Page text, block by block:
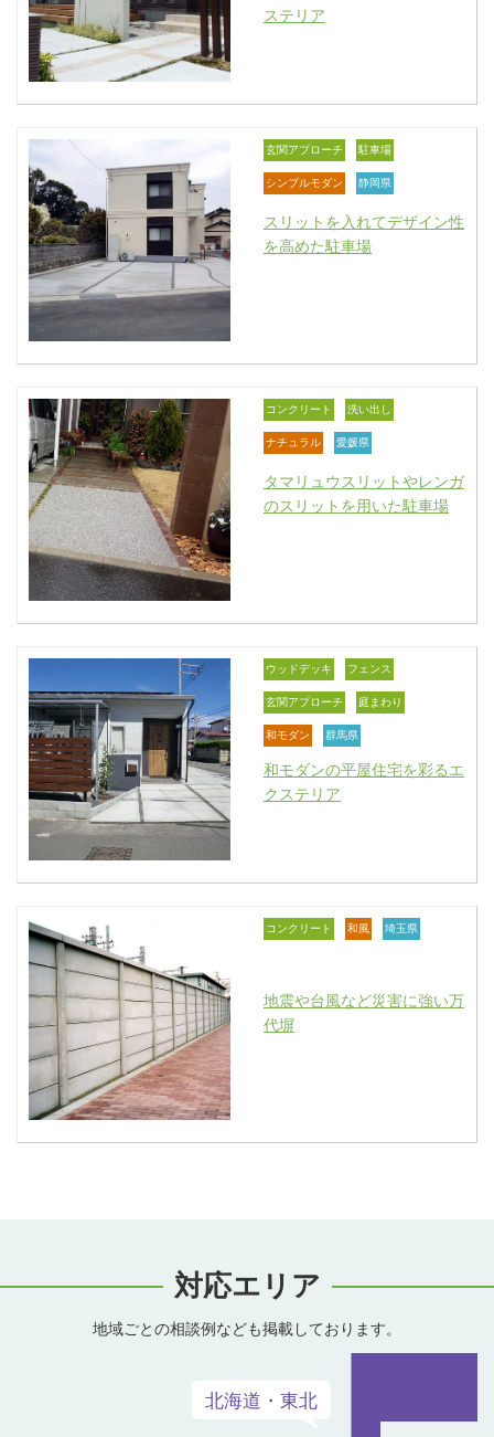
ステリア
玄関アプローチ 駐車場
シンプルモダン 静岡県
スリットを入れてデザイン性
を高めた駐車場
コンクリート 洗い出し
ナチュラル 愛媛県
タマリュウスリットやレンガ
のスリットを用いた駐車場
ウッドデッキ フェンス
玄関アプローチ 庭まわり
和モダン 群馬県
和モダンの平屋住宅を彩るエ
クステリア
コンクリート 和風 埼玉県
地震や台風など災害に強い万
代塀
対応エリア
地域ごとの相談例なども掲載しております。